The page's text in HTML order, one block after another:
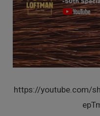
https://youtube.com/